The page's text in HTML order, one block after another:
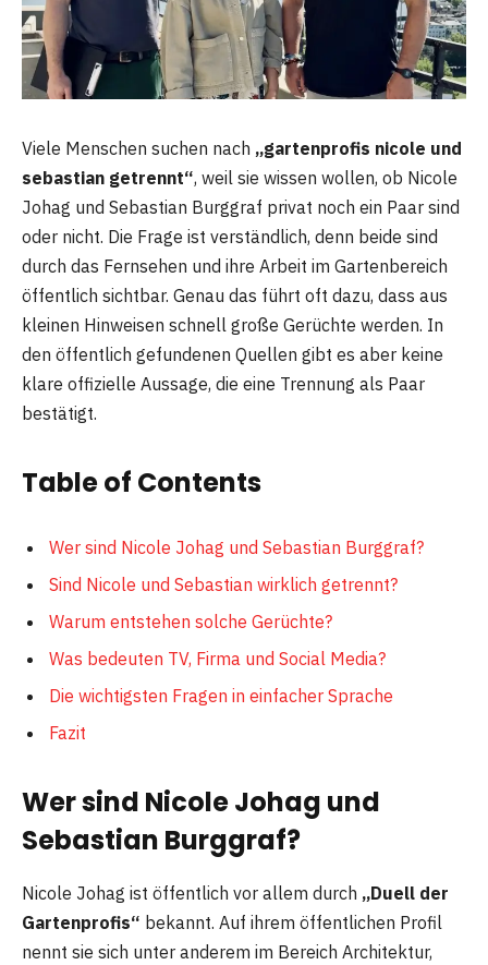
Viele Menschen suchen nach „gartenprofis nicole und
sebastian getrennt“, weil sie wissen wollen, ob Nicole
Johag und Sebastian Burggraf privat noch ein Paar sind
oder nicht. Die Frage ist verständlich, denn beide sind
durch das Fernsehen und ihre Arbeit im Gartenbereich
öffentlich sichtbar. Genau das führt oft dazu, dass aus
kleinen Hinweisen schnell große Gerüchte werden. In
den öffentlich gefundenen Quellen gibt es aber keine
klare offizielle Aussage, die eine Trennung als Paar
bestätigt.
Table of Contents
Wer sind Nicole Johag und Sebastian Burggraf?
Sind Nicole und Sebastian wirklich getrennt?
Warum entstehen solche Gerüchte?
Was bedeuten TV, Firma und Social Media?
Die wichtigsten Fragen in einfacher Sprache
Fazit
Wer sind Nicole Johag und
Sebastian Burggraf?
Nicole Johag ist öffentlich vor allem durch „Duell der
Gartenprofis“ bekannt. Auf ihrem öffentlichen Profil
nennt sie sich unter anderem im Bereich Architektur,